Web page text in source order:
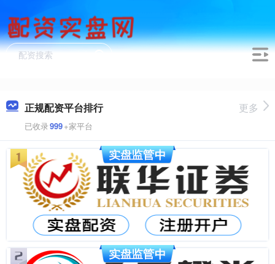
正规配资平台排行
已收录999+家平台
更多